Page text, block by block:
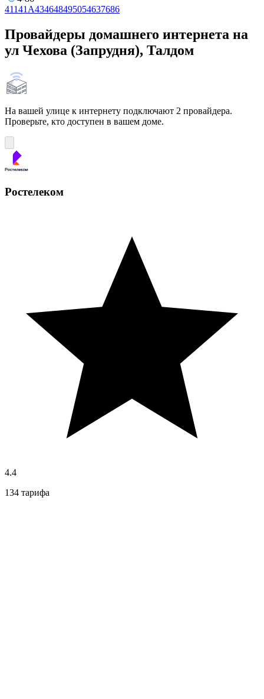
41141А434648495054637686
Провайдеры домашнего интернета на
ул Чехова (Запрудня), Талдом
На вашей улице к интернету подключают 2 провайдера.
Проверьте, кто доступен в вашем доме.
Ростелеком
4.4
134 тарифа